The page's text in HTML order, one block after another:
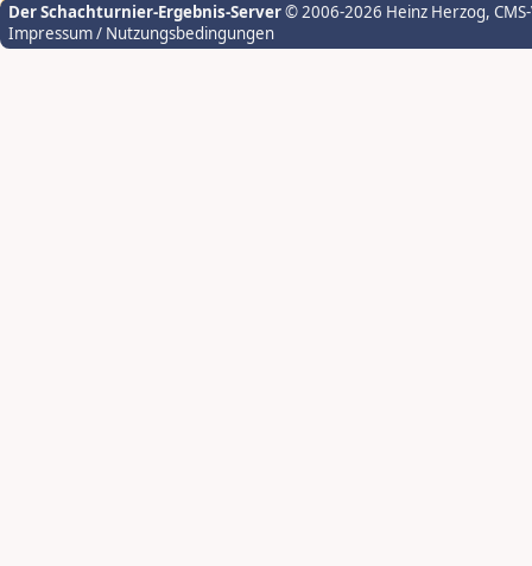
Der Schachturnier-Ergebnis-Server© 2006-2026 Heinz Herzog,
Impressum / Nutzungsbedingungen